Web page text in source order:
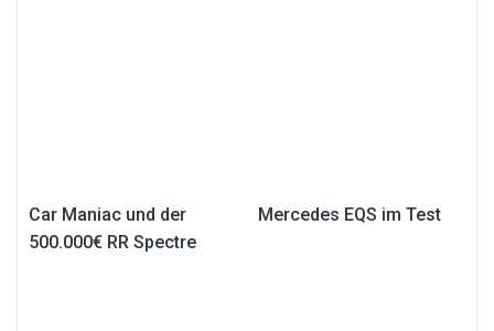
Car Maniac und der
500.000€ RR Spectre
Mercedes EQS im Test